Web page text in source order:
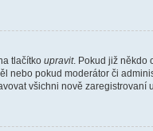
tlačítko upravit. Pokud již někdo
nebo pokud moderátor či
všichni nově zaregistrovaní